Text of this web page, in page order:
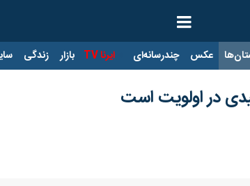
عکس چندرسانه‌ای ایرنا TV بازار زندگی
در اولویت است